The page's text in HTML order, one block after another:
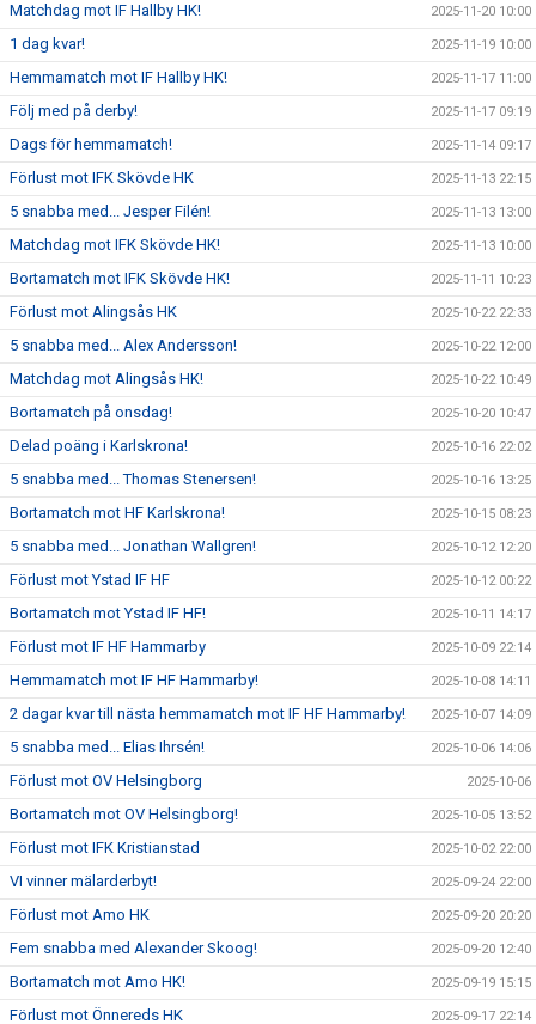
Matchdag mot IF Hallby HK! 2025-11-20 10:00
1 dag kvar! 2025-11-19 10:00
Hemmamatch mot IF Hallby HK! 2025-11-17 11:00
Följ med på derby! 2025-11-17 09:19
Dags för hemmamatch! 2025-11-14 09:17
Förlust mot IFK Skövde HK 2025-11-13 22:15
5 snabba med... Jesper Filén! 2025-11-13 13:00
Matchdag mot IFK Skövde HK! 2025-11-13 10:00
Bortamatch mot IFK Skövde HK! 2025-11-11 10:23
Förlust mot Alingsås HK 2025-10-22 22:33
5 snabba med... Alex Andersson! 2025-10-22 12:00
Matchdag mot Alingsås HK! 2025-10-22 10:49
Bortamatch på onsdag! 2025-10-20 10:47
Delad poäng i Karlskrona! 2025-10-16 22:02
5 snabba med... Thomas Stenersen! 2025-10-16 13:25
Bortamatch mot HF Karlskrona! 2025-10-15 08:23
5 snabba med... Jonathan Wallgren! 2025-10-12 12:20
Förlust mot Ystad IF HF 2025-10-12 00:22
Bortamatch mot Ystad IF HF! 2025-10-11 14:17
Förlust mot IF HF Hammarby 2025-10-09 22:14
Hemmamatch mot IF HF Hammarby! 2025-10-08 14:11
2 dagar kvar till nästa hemmamatch mot IF HF Hammarby! 2025-10-07 14:09
5 snabba med... Elias Ihrsén! 2025-10-06 14:06
Förlust mot OV Helsingborg 2025-10-06
Bortamatch mot OV Helsingborg! 2025-10-05 13:52
Förlust mot IFK Kristianstad 2025-10-02 22:00
VI vinner mälarderbyt! 2025-09-24 22:00
Förlust mot Amo HK 2025-09-20 20:20
Fem snabba med Alexander Skoog! 2025-09-20 12:40
Bortamatch mot Amo HK! 2025-09-19 15:15
Förlust mot Önnereds HK 2025-09-17 22:14